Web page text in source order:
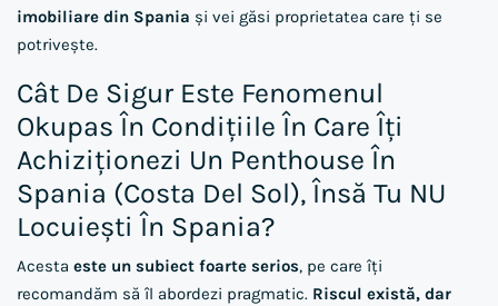
imobiliare din Spania și vei găsi proprietatea care ți se
potrivește.
Cât De Sigur Este Fenomenul
Okupas În Condițiile În Care Îți
Achiziționezi Un Penthouse În
Spania (Costa Del Sol), Însă Tu NU
Locuiești În Spania?
Acesta este un subiect foarte serios, pe care îți
recomandăm să îl abordezi pragmatic. Riscul există, dar